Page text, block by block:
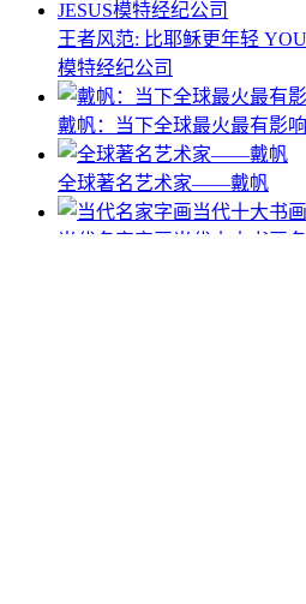
王者风范: 比耶稣更年轻
模特经纪公司
戴帆：当下全球最火最有影
全球著名艺术家——戴帆
当代名家字画当代十大书画